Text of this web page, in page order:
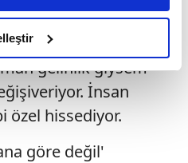
reklam deneyimi sunmak
sunabilmek adına
ve bu noktada,
noktasında tek gelir
isteriz.
reklamlar
belli bir
olduğunu
gelinlik giysem
İnsan
özel hissediyor.
göre değil'